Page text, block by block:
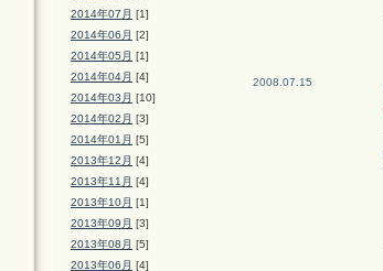
2014年07月 [1]
2014年06月 [2]
2014年05月 [1]
2014年04月 [4]
2014年03月 [10]
2014年02月 [3]
2014年01月 [5]
2013年12月 [4]
2013年11月 [4]
2013年10月 [1]
2013年09月 [3]
2013年08月 [5]
2013年06月 [4]
2008.07.15